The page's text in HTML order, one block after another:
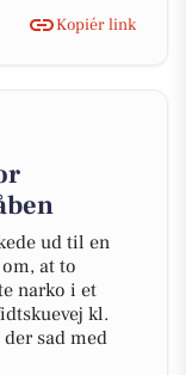
Kopiér link
ud til en
at to
narko i et
kl.
sad med